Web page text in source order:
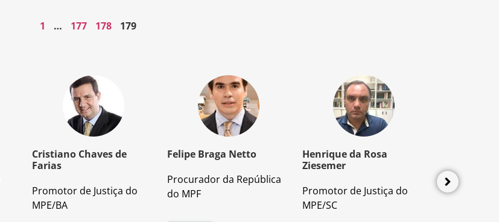
1 … 177 178 179
Cristiano Chaves de
Farias
Promotor de Justiça do
MPE/BA
Felipe Braga Netto
Procurador da República
do MPF
Henrique da Rosa
Ziesemer
Promotor de Justiça do
MPE/SC
Advogado e
Direito